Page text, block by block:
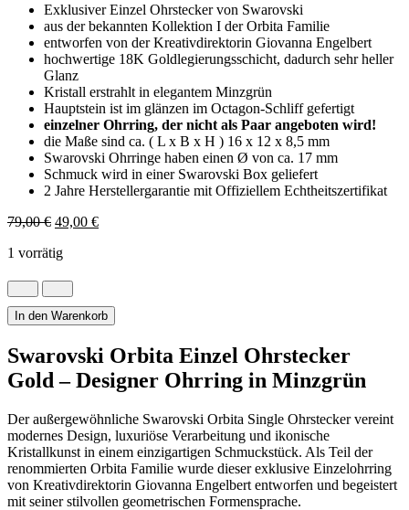
Exklusiver Einzel Ohrstecker von Swarovski
aus der bekannten Kollektion I der Orbita Familie
entworfen von der Kreativdirektorin Giovanna Engelbert
hochwertige 18K Goldlegierungsschicht, dadurch sehr heller
Glanz
Kristall erstrahlt in elegantem Minzgrün
Hauptstein ist im glänzen im Octagon-Schliff gefertigt
einzelner Ohrring, der nicht als Paar angeboten wird!
die Maße sind ca. ( L x B x H ) 16 x 12 x 8,5 mm
Swarovski Ohrringe haben einen Ø von ca. 17 mm
Schmuck wird in einer Swarovski Box geliefert
2 Jahre Herstellergarantie mit Offiziellem Echtheitszertifikat
79,00€ Ursprünglicher
war:
49,00 €Aktueller
1 vorrätig
Swarovski
Orbita
Einzel
Oktagonschliff
Menge
In den Warenkorb
Swarovski Orbita Einzel Ohrstecker
Gold – Designer Ohrring in Minzgrün
Der außergewöhnliche Swarovski Orbita Single Ohrstecker vereint
modernes Design, luxuriöse Verarbeitung und ikonische
Kristallkunst in einem einzigartigen Schmuckstück. Als Teil der
renommierten Orbita Familie wurde dieser exklusive Einzelohrring
von Kreativdirektorin Giovanna Engelbert entworfen und begeistert
mit seiner stilvollen geometrischen Formensprache.